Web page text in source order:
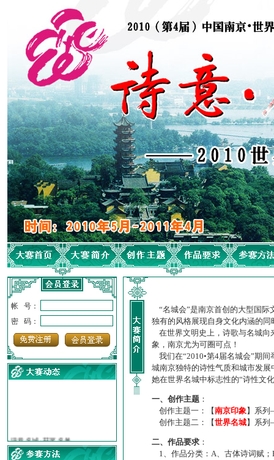
帐 号：
密 码：
·【诗意·名城】地铁展示作...
诗意名城·地铁时间
“名城会”是南京首创的大型国际
独有的风格展现自身文化内涵的
在世界文明史上，诗歌与名城向
象，南京尤为可圈可点！
我们在“2010•第4届名城会”期
城南京独特的诗性气质和城市发
她在世界名城中标志性的“诗性文
一、创作主题 ：
创作主题一：【南京印象】系
创作主题二：【世界名城】系
二、作品要求 ：
1、作品分类：A、古体诗词赋；